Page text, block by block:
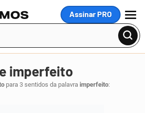
Assinar PRO
MENU
imperfeito
para 3 sentidos da palavra imperfeito: